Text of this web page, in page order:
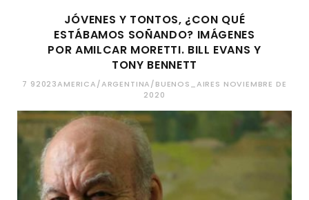
JÓVENES Y TONTOS, ¿CON QUÉ
ESTÁBAMOS SOÑANDO? IMÁGENES
POR AMILCAR MORETTI. BILL EVANS Y
TONY BENNETT
7 92023AMERICA/ARGENTINA/BUENOS_AIRES NOVIEMBRE DE
2020